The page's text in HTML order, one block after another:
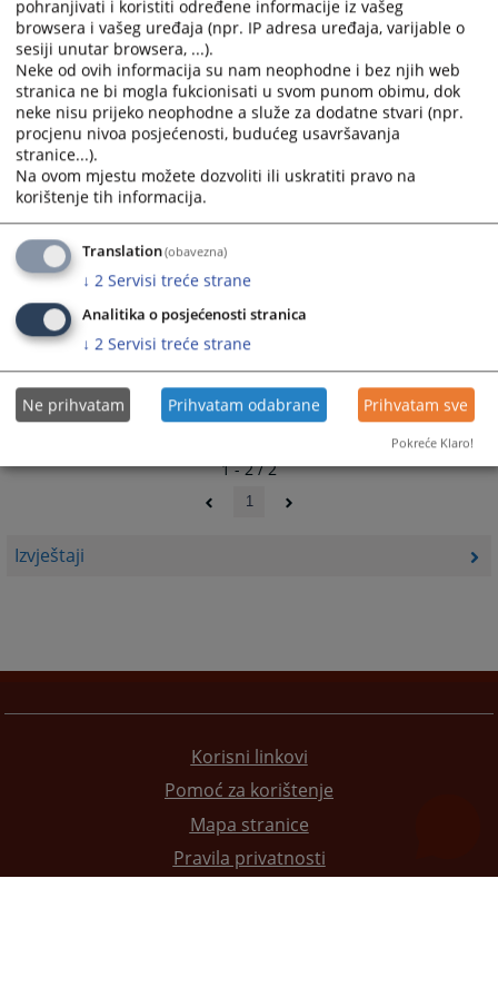
Izvještaji
select
a
date.
Press
the
question
mark
key
get
keyboard
shortcuts
for
dates.
select
date.
Press
the
question
mark
shortcuts
dates.
1 - 2 / 2
1
Korisni linkovi
Pomoć za korištenje
Mapa stranice
Pravila privatnosti
pohranjivati i koristiti određene informacije iz vašeg
browsera i vašeg uređaja (npr. IP adresa uređaja, varijable o
sesiji unutar browsera, ...).
Neke od ovih informacija su nam neophodne i bez njih web
stranica ne bi mogla fukcionisati u svom punom obimu, dok
neke nisu prijeko neophodne a služe za dodatne stvari (npr.
procjenu nivoa posjećenosti, budućeg usavršavanja
stranice...).
Na ovom mjestu možete dozvoliti ili uskratiti pravo na
korištenje tih informacija.
Translation(obavezna)
↓ 2 Servisi treće strane
Analitika o posjećenosti stranica
↓ 2 Servisi treće strane
Ne prihvatam Prihvatam odabrane Prihvatam sve
Pokreće Klaro!